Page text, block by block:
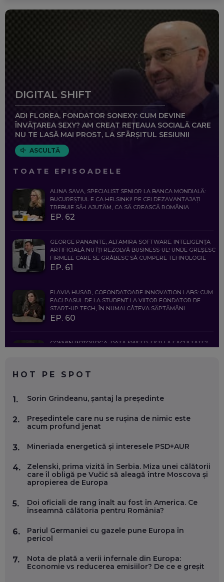
DIGITAL SHIFT
ADI FLOREA, FONDATOR SONEXY: CUM DEVINE
ÎNVĂȚAREA SEXY? AM CREAT REȚEAUA SOCIALĂ CARE
NU TE LASĂ MAI PROST, LA SFÂRȘITUL SESIUNII
ASCULTĂ
TOATE EPISOADELE
ALINA SAVA, SPECIALIST SENIOR LA BANCA MONDIALĂ:
BUCUREȘTIUL E CA HELSINKI! PE CEI DEZAVANTAJAȚI
TREBUIE SĂ-I AJUTĂM, CA SĂ CREASCĂ ROMÂNIA
EP. 62
GEORGE PANAINTE, ALTAMIRA SOFTWARE: INTELIGENȚA
ARTIFICIALĂ NU ÎȚI REZOLVĂ BUSINESS-UL! UNDE GREȘESC
FIRMELE CARE SE GRĂBESC SĂ CUMPERE TEHNOLOGIE
EP. 61
FLAVIA HUSAR, COFONDATOARE INNOVATION LABS: CUM
FACI PASUL DE LA STUDENT LA VIITOR FONDATOR DE
START-UP TECH, ÎN NUMAI CÂTEVA SĂPTĂMÂNI
EP. 60
COSMIN BOȚOROGA, DATA SWEEP: EȘTI LA FACULTATE?
FOLOSEȘTI TEHNOLOGIA CA SĂ FII MAI BUN LA JOB. ȘI CUM
EP. 58
MARIUS PAȘCULEA, COFONDATOR AL KULTH: CUM
FOLOSEȘTI TEHNOLOGIA CA SĂ ÎȚI DESCHIZI DRUMUL
EP. 57
EFICIENT VIAȚA ONLINE. ȘI CARE SUNT PRIMII PAȘI ÎNTR-O
CARIERĂ DE „HACKER CU PERMIS”
ÎNVAȚĂ AEO ȘI GEO!
EP. 55
HOT PE SPOT
1. Sorin Grindeanu, șantaj la președinte
2.
Președintele care nu se rușina de nimic este
acum profund jenat
3. Mineriada energetică și interesele PSD+AUR
4.
Zelenski, prima vizită în Serbia. Miza unei călătorii
care îl obligă pe Vučić să aleagă între Moscova și
apropierea de Europa
5.
Doi oficiali de rang înalt au fost în America. Ce
înseamnă călătoria pentru România?
6.
Pariul Germaniei cu gazele pune Europa în
pericol
7.
Nota de plată a verii infernale din Europa:
Economie vs reducerea emisiilor? De ce e greșit